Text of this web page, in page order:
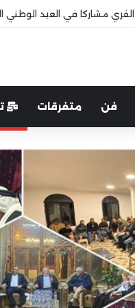
الفري مشاركا في العيد
فن متفرقات